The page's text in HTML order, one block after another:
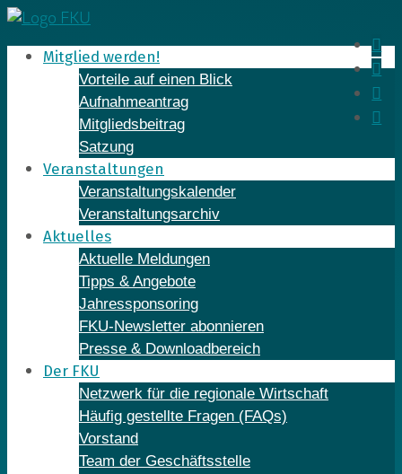
Skip
to
contentMitglied werden!
Vorteile auf einen Blick
Aufnahmeantrag
Mitgliedsbeitrag
Satzung
Veranstaltungen
Veranstaltungskalender
Veranstaltungsarchiv
Aktuelles
Aktuelle Meldungen
Tipps & Angebote
Jahressponsoring
FKU-Newsletter abonnieren
Presse & Downloadbereich
Der FKU
Netzwerk für die regionale Wirtschaft
Häufig gestellte Fragen (FAQs)
Vorstand
Team der Geschäftsstelle